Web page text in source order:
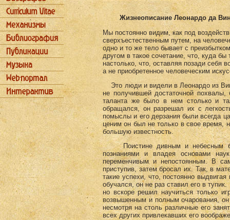
Жизнеописание Леонардо да
Мы постоянно видим, как под
сверхъестественным путем, на
одно и то же тело бывает с
другом в такое сочетание, что, куда
настолько, что, оставляя позади себя
а не приобретенное человеческим
Это люди и видели в Леонардо из
не получившей достаточной
таланта же было в нем столько и
обращался, он разрешал их с
помыслы и его дерзания были всегда
ценим он был не только в свое время,
большую известность.
Поистине дивным и небесным
познаниями и владея основами
переменчивым и непостоянным. В
приступив, затем бросал их. Так, в
такие успехи, что, постоянно
обучался, он не раз ставил его в
но вскоре решил научиться только
возвышенным и полным очарования,
несмотря на столь различные его
всех других привлекавших его